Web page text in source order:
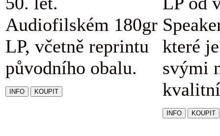
Audiofilském 180gr
LP, včetně reprintu
původního obalu.
které
svými